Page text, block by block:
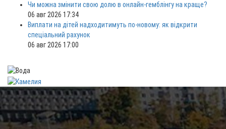
Чи можна змінити свою долю в онлайн-гемблінгу на краще?
06 авг 2026 17:34
Виплати на дітей надходитимуть по-новому: як відкрити
спеціальний рахунок
06 авг 2026 17:00